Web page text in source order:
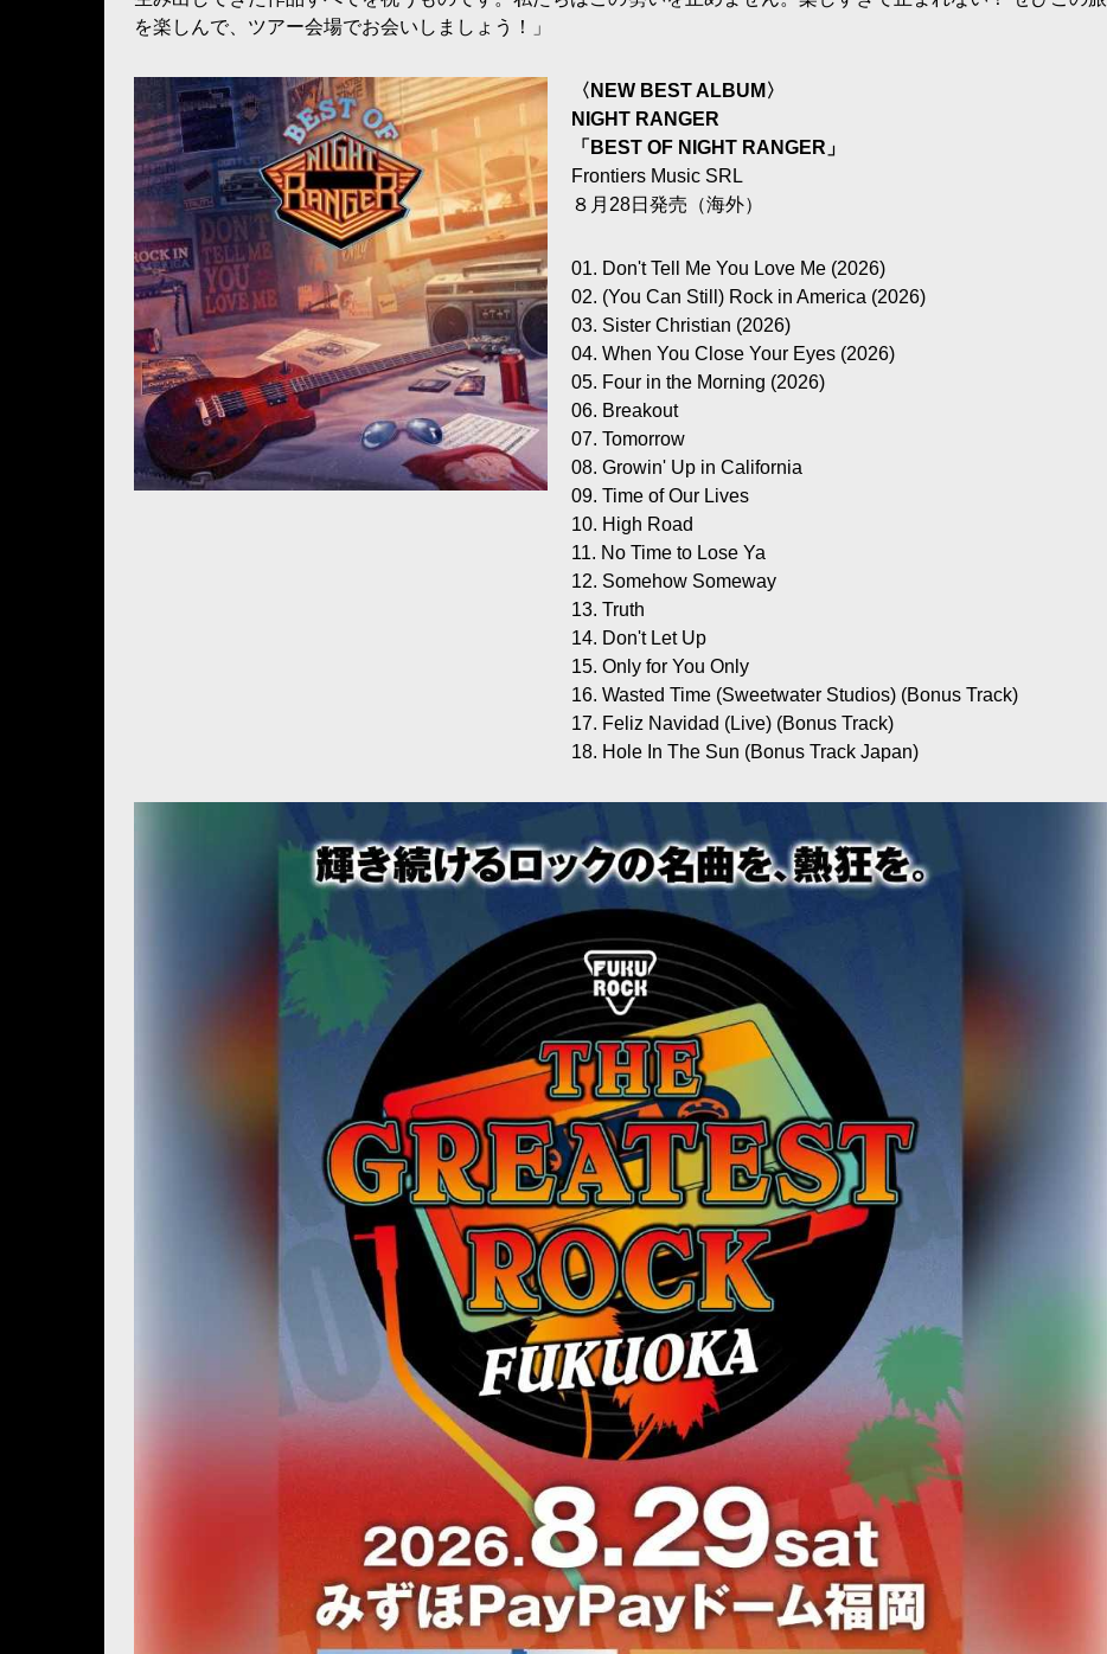
を楽しんで、ツアー会場でお会いしましょう！」
〈NEW BEST ALBUM〉
NIGHT RANGER
「BEST OF NIGHT RANGER」
Frontiers Music SRL
８月28日発売（海外）
01. Don't Tell Me You Love Me (2026)
02. (You Can Still) Rock in America (2026)
03. Sister Christian (2026)
04. When You Close Your Eyes (2026)
05. Four in the Morning (2026)
06. Breakout
07. Tomorrow
08. Growin' Up in California
09. Time of Our Lives
10. High Road
11. No Time to Lose Ya
12. Somehow Someway
13. Truth
14. Don't Let Up
15. Only for You Only
16. Wasted Time (Sweetwater Studios) (Bonus Track)
17. Feliz Navidad (Live) (Bonus Track)
18. Hole In The Sun (Bonus Track Japan)